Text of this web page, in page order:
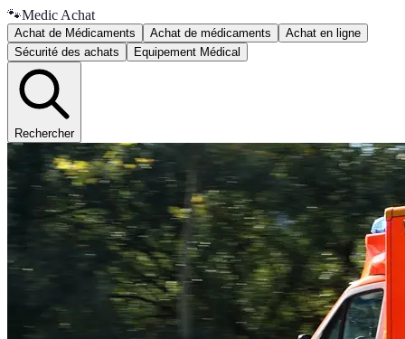
🐾Medic Achat
Achat de Médicaments Achat de médicaments
Achat en ligne
Sécurité des achats
Equipement Médical
Rechercher